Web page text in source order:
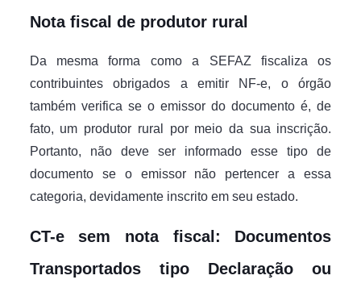
Nota fiscal de produtor rural
Da mesma forma como a SEFAZ fiscaliza os
contribuintes obrigados a emitir NF-e, o órgão
também verifica se o emissor do documento é, de
fato, um produtor rural por meio da sua inscrição.
Portanto, não deve ser informado esse tipo de
documento se o emissor não pertencer a essa
categoria, devidamente inscrito em seu estado.
CT-e sem nota fiscal: Documentos
Transportados tipo Declaração ou